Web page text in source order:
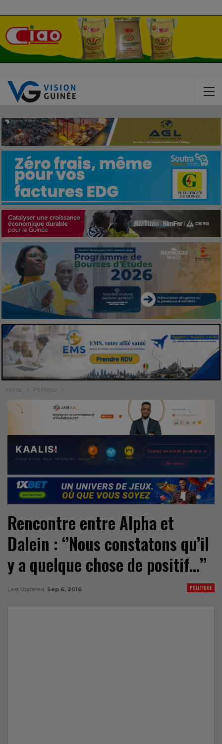
Home Politique
Rencontre entre Alpha et
Dalein : ‘’Nous constatons qu’il
y a quelque chose de positif…’’
POLITIQUE
Last Updated Sep 6, 2016